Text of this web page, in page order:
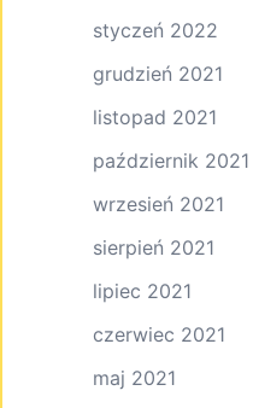
styczeń 2022
grudzień 2021
listopad 2021
październik 2021
wrzesień 2021
sierpień 2021
lipiec 2021
czerwiec 2021
maj 2021